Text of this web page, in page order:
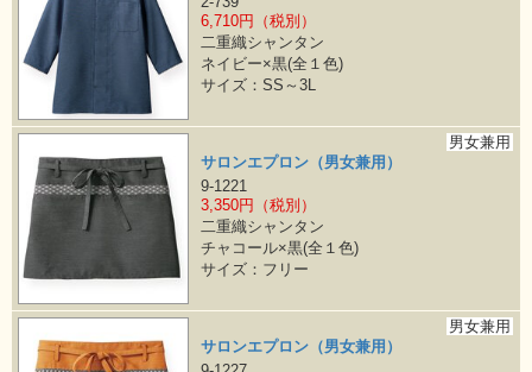
6,710円（税別）
二重織シャンタン
ネイビー×黒(全１色)
サイズ：SS～3L
男女兼用
サロンエプロン（男女兼用）
9-1221
3,350円（税別）
二重織シャンタン
チャコール×黒(全１色)
サイズ：フリー
男女兼用
サロンエプロン（男女兼用）